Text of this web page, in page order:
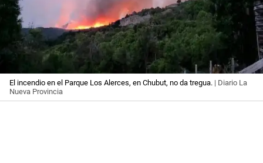
El incendio en el Parque Los Alerces, en Chubut, no da tregua. | Diario La
Nueva Provincia